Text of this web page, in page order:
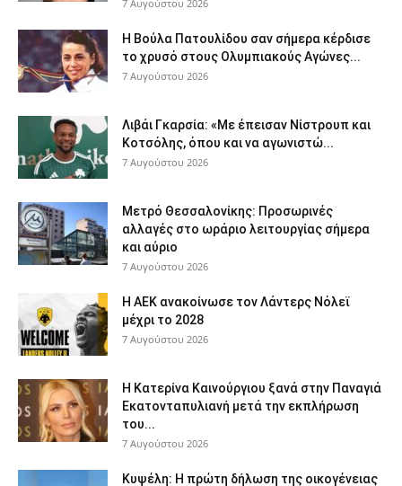
7 Αυγούστου 2026
Η Βούλα Πατουλίδου σαν σήμερα κέρδισε
το χρυσό στους Ολυμπιακούς Αγώνες...
7 Αυγούστου 2026
Λιβάι Γκαρσία: «Με έπεισαν Νίστρουπ και
Κοτσόλης, όπου και να αγωνιστώ...
7 Αυγούστου 2026
Μετρό Θεσσαλονίκης: Προσωρινές
αλλαγές στο ωράριο λειτουργίας σήμερα
και αύριο
7 Αυγούστου 2026
Η ΑΕΚ ανακοίνωσε τον Λάντερς Νόλεϊ
μέχρι το 2028
7 Αυγούστου 2026
Η Κατερίνα Καινούργιου ξανά στην Παναγιά
Εκατονταπυλιανή μετά την εκπλήρωση
του...
7 Αυγούστου 2026
Κυψέλη: Η πρώτη δήλωση της οικογένειας